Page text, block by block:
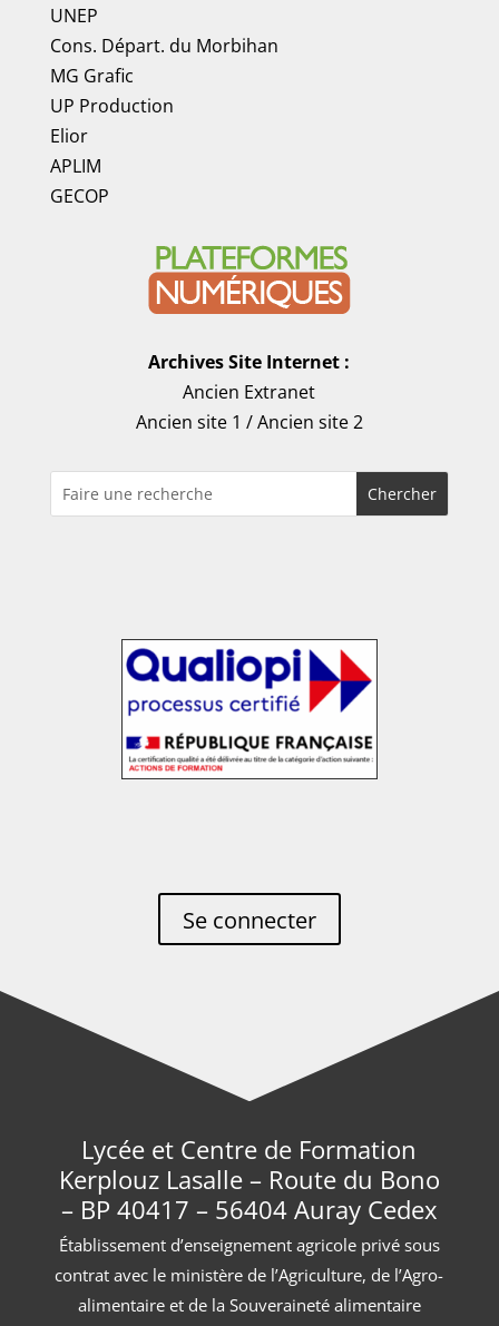
UNEP
Cons. Départ. du Morbihan
MG Grafic
UP Production
Elior
APLIM
GECOP
Archives Site Internet :
Ancien Extranet
Ancien site 1 /Ancien site 2
Se connecter
Lycée et Centre de Formation
Kerplouz Lasalle – Route du Bono
– BP 40417 – 56404 Auray Cedex
Établissement d’enseignement agricole privé sous
contrat avec le ministère de l’Agriculture, de l’Agro-
alimentaire et de la Souveraineté alimentaire